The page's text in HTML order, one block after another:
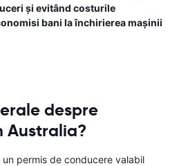
și evitând costurile
bani la închirierea mașinii
despre
Australia?
un permis de conducere valabil